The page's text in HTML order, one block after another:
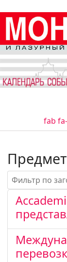
fab
Фильтр по